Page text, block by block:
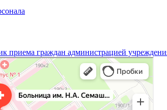
приема граждан администрацией
Н.А. Семашко»